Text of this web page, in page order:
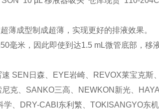
薄成型制成超薄，实现更好的排液效果。
毫米，因此即使到达1.5 mL微管底部，移
SEN日森、EYE岩崎、REVOX莱宝克斯
尼克、SANKO三高、NEWKON新光、
学、DRY-CABI东利繁、TOKISANGYO东